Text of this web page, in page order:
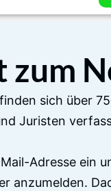
zum
sich über
Juristen
Adresse ein
anzumelden.